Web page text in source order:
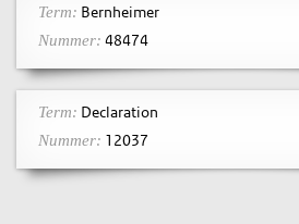
Term: Bernheimer
Nummer: 48474
Term: Declaration
Nummer: 12037